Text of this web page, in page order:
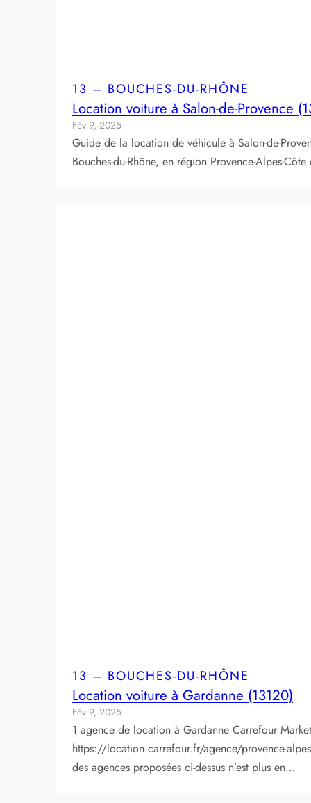
13 – BOUCHES-DU-RHÔNE
Location voiture à Salon-de-Provence
Fév 9, 2025
Guide de la location de véhicule à Salon-de-
Bouches-du-Rhône, en région Provence-Alpes-
13 – BOUCHES-DU-RHÔNE
Location voiture à Gardanne (13120)
Fév 9, 2025
1 agence de location à Gardanne Carrefour
https://location.carrefour.fr/agence/provence-
des agences proposées ci-dessus n’est plus en…